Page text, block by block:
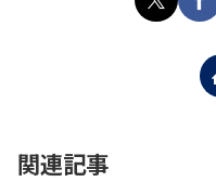
関連記事